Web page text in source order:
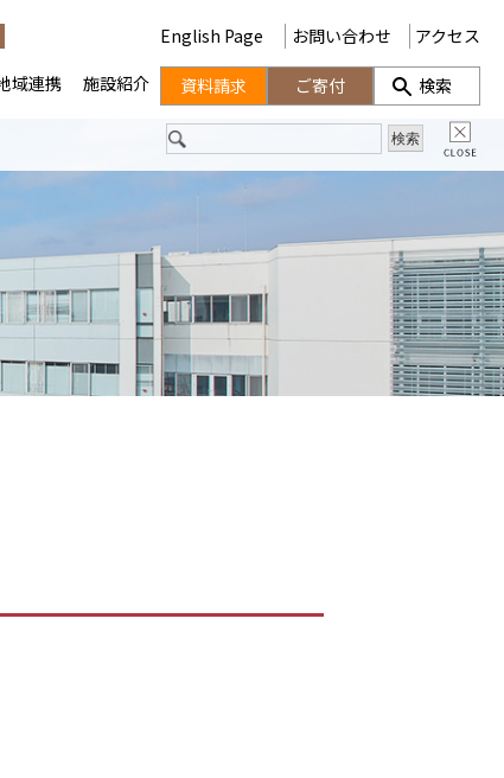
域連携 施設紹介
English Page お問い合わせ アクセス
資料請求 ご寄付 検索